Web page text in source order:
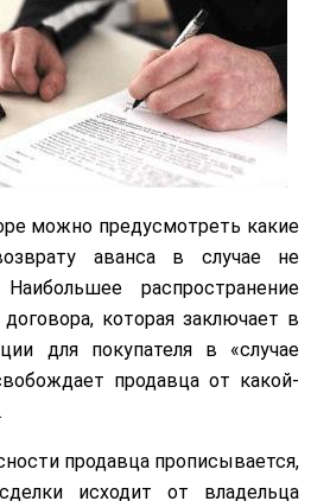
можно предусмотреть какие
аванса в случае не
распространение
которая заключает в
для покупателя в «случае
продавца от какой-
продавца прописывается,
исходит от владельца